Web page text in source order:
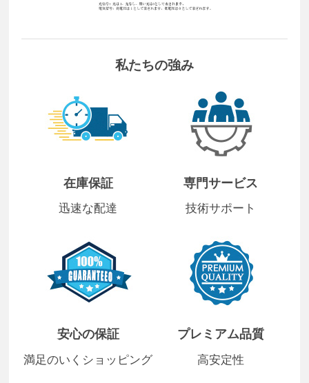
私たちの強み
在庫保証
迅速な配達
専門サービス
技術サポート
安心の保証
満足のいくショッピング
プレミアム品質
高安定性